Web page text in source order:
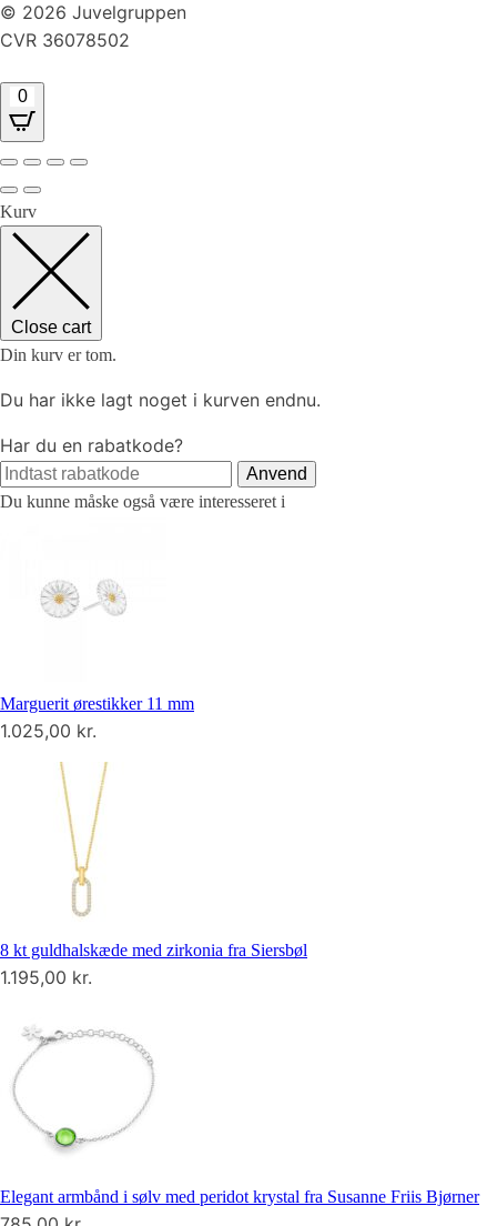
© 2026 Juvelgruppen
CVR 36078502
0
Kurv
Close cart
Din kurv er tom.
Du har ikke lagt noget i kurven endnu.
Har du en rabatkode?
Anvend
Du kunne måske også være interesseret i
Marguerit ørestikker 11 mm
1.025,00 kr.
8 kt guldhalskæde med zirkonia fra Siersbøl
1.195,00 kr.
Elegant armbånd i sølv med peridot krystal fra Susanne Friis Bjørner